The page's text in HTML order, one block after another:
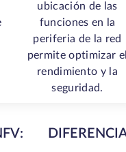
ubicación de las
funciones en la
periferia de la red
permite optimizar
rendimiento y la
seguridad.